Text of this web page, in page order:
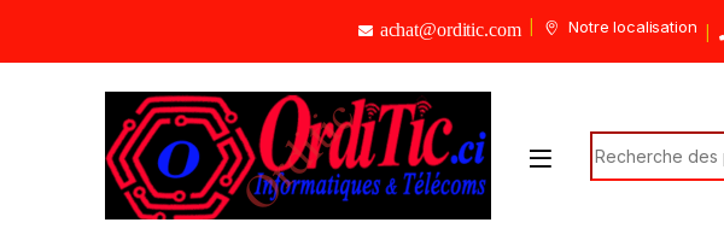
achat@orditic.com Notre localisation
Search for: